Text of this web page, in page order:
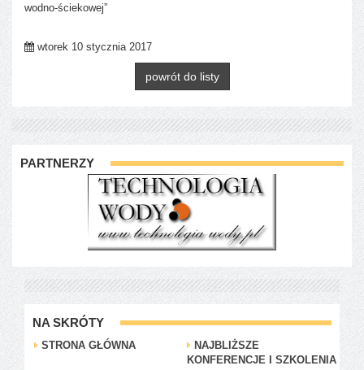
wodno-ściekowej”
wtorek 10 stycznia 2017
powrót do listy
PARTNERZY
NA SKRÓTY
STRONA GŁÓWNA
NAJBLIŻSZE
KONFERENCJE I SZKOLENIA